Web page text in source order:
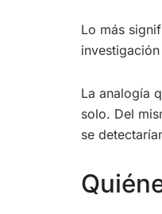
Lo más
La analogía
solo. Del
se